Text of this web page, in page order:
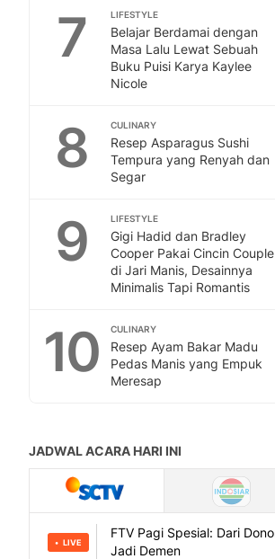
7 LIFESTYLE
Belajar Berdamai dengan
Masa Lalu Lewat Sebuah
Buku Puisi Karya Kaylee
Nicole
8 CULINARY
Resep Asparagus Sushi
Tempura yang Renyah dan
Segar
9 LIFESTYLE
Gigi Hadid dan Bradley
Cooper Pakai Cincin Couple
di Jari Manis, Desainnya
Minimalis Tapi Romantis
10 CULINARY
Resep Ayam Bakar Madu
Pedas Manis yang Empuk
Meresap